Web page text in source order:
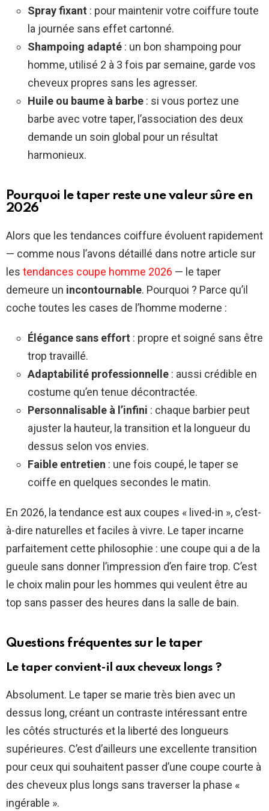
Spray fixant : pour maintenir votre coiffure toute
la journée sans effet cartonné.
Shampoing adapté : un bon shampoing pour
homme, utilisé 2 à 3 fois par semaine, garde vos
cheveux propres sans les agresser.
Huile ou baume à barbe : si vous portez une
barbe avec votre taper, l’association des deux
demande un soin global pour un résultat
harmonieux.
Pourquoi le taper reste une valeur sûre en
2026
Alors que les tendances coiffure évoluent rapidement
— comme nous l’avons détaillé dans notre article sur
les tendances coupe homme 2026 — le taper
demeure un incontournable. Pourquoi ? Parce qu’il
coche toutes les cases de l’homme moderne :
Élégance sans effort : propre et soigné sans être
trop travaillé.
Adaptabilité professionnelle : aussi crédible en
costume qu’en tenue décontractée.
Personnalisable à l’infini : chaque barbier peut
ajuster la hauteur, la transition et la longueur du
dessus selon vos envies.
Faible entretien : une fois coupé, le taper se
coiffe en quelques secondes le matin.
En 2026, la tendance est aux coupes « lived-in », c’est-
à-dire naturelles et faciles à vivre. Le taper incarne
parfaitement cette philosophie : une coupe qui a de la
gueule sans donner l’impression d’en faire trop. C’est
le choix malin pour les hommes qui veulent être au
top sans passer des heures dans la salle de bain.
Questions fréquentes sur le taper
Le taper convient-il aux cheveux longs ?
Absolument. Le taper se marie très bien avec un
dessus long, créant un contraste intéressant entre
les côtés structurés et la liberté des longueurs
supérieures. C’est d’ailleurs une excellente transition
pour ceux qui souhaitent passer d’une coupe courte à
des cheveux plus longs sans traverser la phase «
ingérable ».